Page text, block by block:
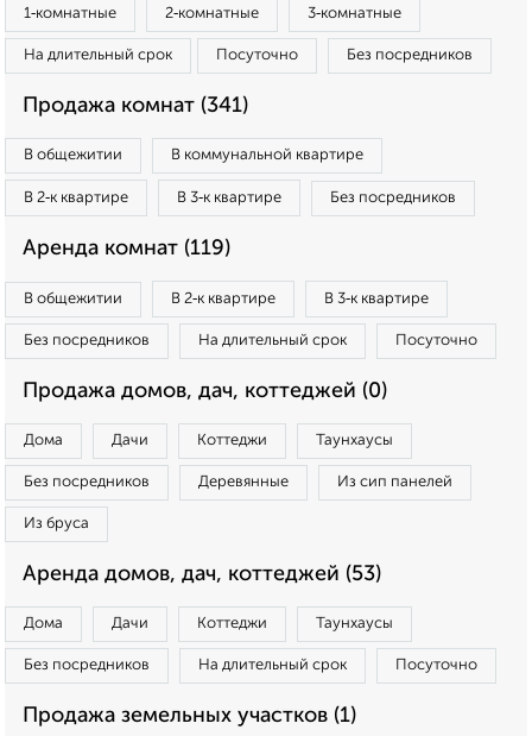
1‑комнатные 2‑комнатные 3‑комнатные
На длительный срок Посуточно Без посредников
Продажа комнат (341)
В общежитии В коммунальной квартире
В 2‑к квартире В 3‑к квартире Без посредников
Аренда комнат (119)
В общежитии В 2‑к квартире В 3‑к квартире
Без посредников На длительный срок Посуточно
Продажа домов, дач, коттеджей (0)
Дома Дачи Коттеджи Таунхаусы
Без посредников Деревянные Из сип панелей
Из бруса
Аренда домов, дач, коттеджей (53)
Дома Дачи Коттеджи Таунхаусы
Без посредников На длительный срок Посуточно
Продажа земельных участков (1)